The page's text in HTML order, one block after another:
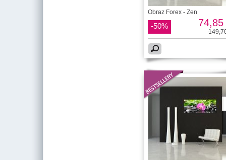
Obraz Forex - Zen
-50% 74,85